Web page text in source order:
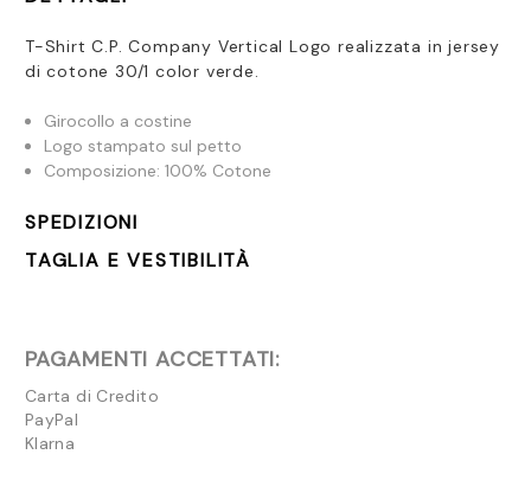
T-Shirt C.P. Company Vertical Logo realizzata in jersey
di cotone 30/1 color verde.
Girocollo a costine
Logo stampato sul petto
Composizione: 100% Cotone
SPEDIZIONI
TAGLIA E VESTIBILITÀ
PAGAMENTI ACCETTATI:
Carta di Credito
PayPal
Klarna